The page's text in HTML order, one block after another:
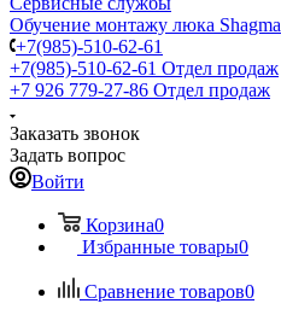
Обучение монтажу люка Shagma
+7(985)-510-62-61
+7(985)-510-62-61 Отдел продаж
‪+7 926 779-27-86‬ Отдел продаж
Заказать звонок
Задать вопрос
Войти
Корзина0
Избранные товары0
Сравнение товаров0